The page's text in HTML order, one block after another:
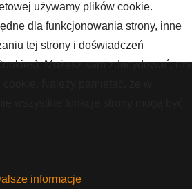
używamy plików cookie.
dla funkcjonowania strony, inne
tej strony i doświadczeń
Możesz sam zdecydować, czy
wszystkie funkcje strony mogą być
informacje